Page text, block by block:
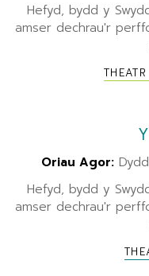
Hefyd, bydd y
amser dechrau'r
Oriau Agor:
Hefyd, bydd y
amser dechrau'r